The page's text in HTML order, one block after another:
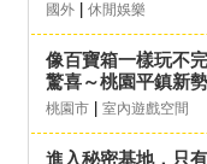
國外 休閒娛樂
像百寶箱一樣玩不
驚喜～桃園平鎮新
桃園市 室內遊戲空間
進入秘密基地，只